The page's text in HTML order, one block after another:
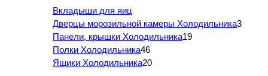
Вкладыши для яиц
Дверцы морозильной камеры Холодильника3
Панели, крышки Холодильника19
Полки Холодильника46
Ящики Холодильника20